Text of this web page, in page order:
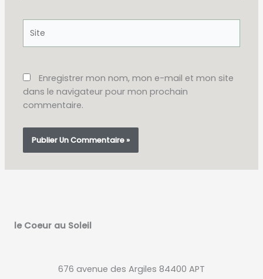
Enregistrer mon nom, mon e-mail et mon site
dans le navigateur pour mon prochain
commentaire.
le Coeur au Soleil
676 avenue des Argiles 84400 APT